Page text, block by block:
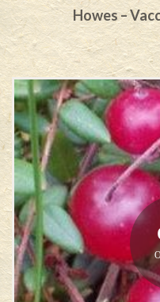
Howes –